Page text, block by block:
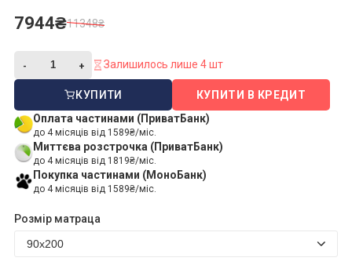
7944₴11348₴
Залишилось лише 4 шт
КУПИТИ
Оплата частинами (ПриватБанк)
до 4 місяців від 1589₴/міс.
Миттєва розстрочка (ПриватБанк)
до 4 місяців від 1819₴/міс.
Покупка частинами (МоноБанк)
до 4 місяців від 1589₴/міс.
КУПИТИ В КРЕДИТ
Розмір матраца